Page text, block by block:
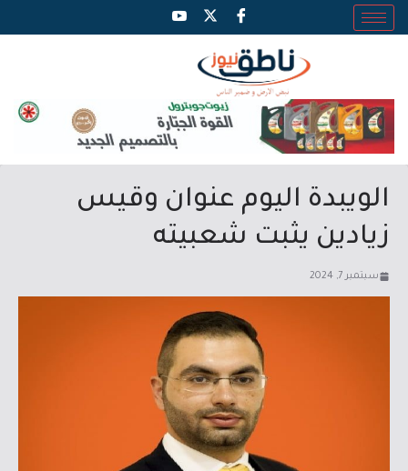
الويبدة اليوم عنوان وقيس
زيادين يثبت شعبيته
سبتمبر 7, 2024